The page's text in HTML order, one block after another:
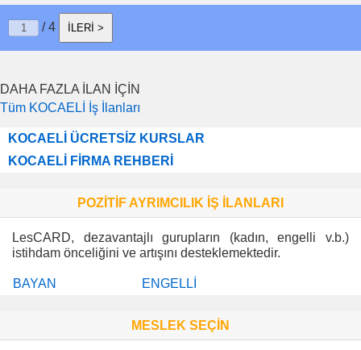
/ 4 İLERİ >
DAHA FAZLA İLAN İÇİN
Tüm KOCAELİ İş İlanları
KOCAELİ ÜCRETSİZ KURSLAR
KOCAELİ FİRMA REHBERİ
POZİTİF AYRIMCILIK İŞ İLANLARI
LesCARD, dezavantajlı gurupların (kadın, engelli v.b.)
istihdam önceliğini ve artışını desteklemektedir.
BAYAN ENGELLİ
MESLEK SEÇİN